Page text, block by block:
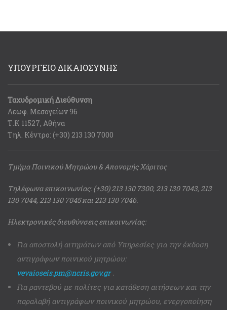
ΥΠΟΥΡΓΕΙΟ ΔΙΚΑΙΟΣΥΝΗΣ
Ταχυδρομική Διεύθυνση
Λεωφ. Μεσογείων 96
Τ.Κ 11527, Αθήνα
Τηλ. Κέντρο: (+30) 213 130 7000
Τμήμα Ποινικού Μητρώου & Απονομής Χάριτος
Τηλέφωνα επικοινωνίας: (+30) 213 130 7300, 213 130 7043, 213
130 7044, 213 130 7045 και 213 130 7046.
Ηλεκτρονικές διευθύνσεις επικοινωνίας:
Για αποστολή αιτημάτων από Υπηρεσίες για την έκδοση
αντιγράφων ποινικού μητρώου:
vevaioseis.pm@ncris.gov.gr.
Για ραντεβού με πολίτες για κατάθεση αιτήσεων και την
παραλαβή αντιγράφων ποινικού μητρώου, ενεργοποίηση